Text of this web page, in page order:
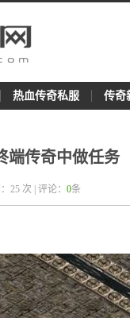
热血传奇私服 传奇
端传奇中做任务
25 次 | 评论： 0条